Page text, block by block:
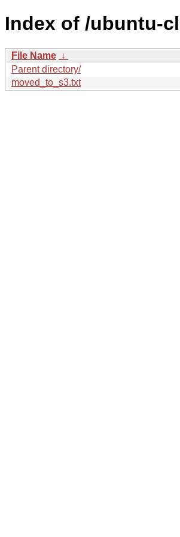
Index of /ubuntu-
File Name ↓
Parent directory/
moved_to_s3.txt